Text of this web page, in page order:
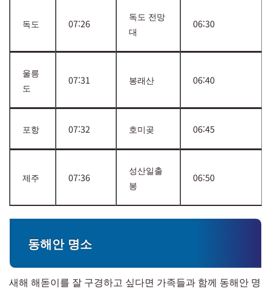
독도 07:26
독도 전망
대
06:30
울릉
도
07:31 봉래산 06:40
포항 07:32 호미곶 06:45
제주 07:36
성산일출
봉
06:50
동해안 명소
새해 해돋이를 잘 구경하고 싶다면 가족들과 함께 동해안 명